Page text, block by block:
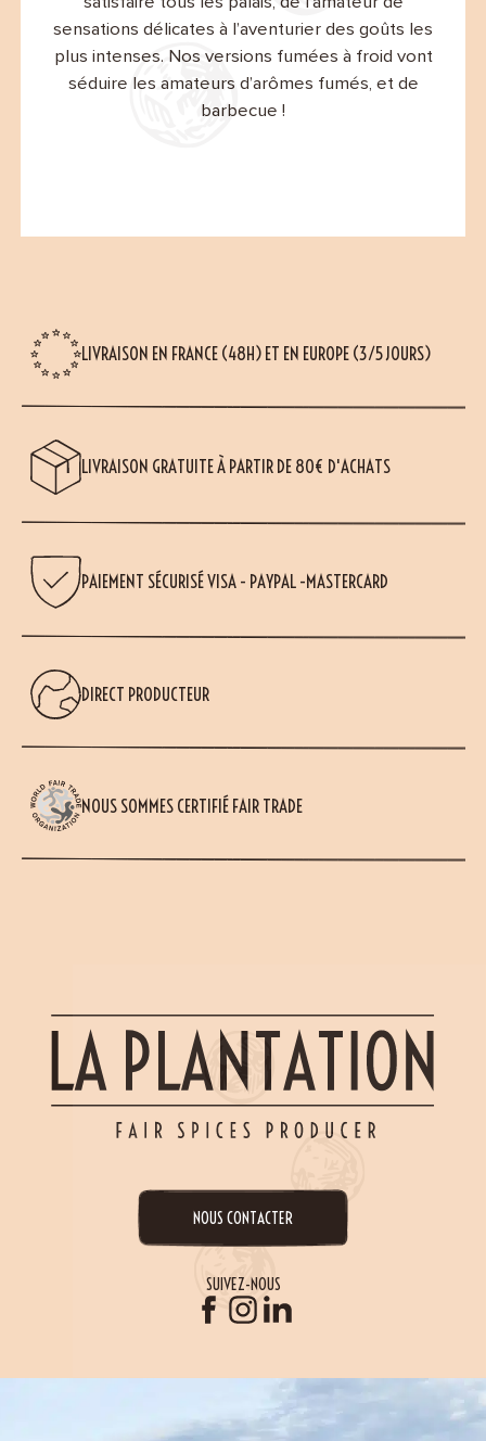
sensations délicates à l’aventurier des goûts les
plus intenses. Nos versions fumées à froid vont
séduire les amateurs d’arômes fumés, et de
barbecue !
LIVRAISON EN FRANCE (48H) ET EN EUROPE (3/5 JOURS)
LIVRAISON GRATUITE À PARTIR DE 80€ D'ACHATS
PAIEMENT SÉCURISÉ VISA - PAYPAL -MASTERCARD
DIRECT PRODUCTEUR
NOUS SOMMES CERTIFIÉ FAIR TRADE
NOUS CONTACTER
SUIVEZ-NOUS